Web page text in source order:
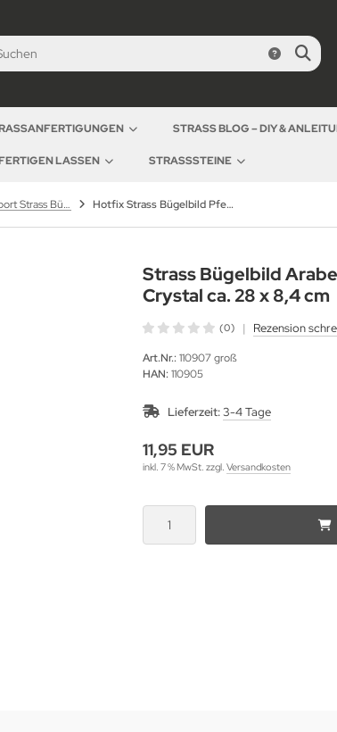
STRASS BLOG – DIY &
LASSEN STRASSSTEINE
Pferde & Reitsport Strass Bügelbilder – Hotfix Applikationen für Pferdefreunde Hotfix Strass Bügelbild Pferd Araber groß Crystal 110907 Applikation Strassmotiv
Strass Bügelbild
Crystal ca. 28 x 8,4 cm
(0) | Rezension
Art.Nr.: 110907 groß
HAN: 110905
Lieferzeit:3-4 Tage
11,95 EUR
inkl. 7 % MwSt. zzgl. Versandkosten